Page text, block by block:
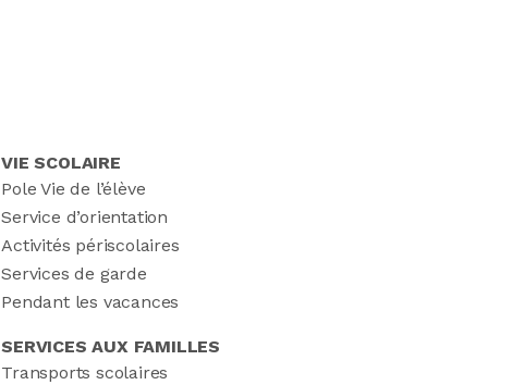
VIE SCOLAIRE
Pole Vie de l’élève
Service d’orientation
Activités périscolaires
Services de garde
Pendant les vacances
SERVICES AUX FAMILLES
Transports scolaires